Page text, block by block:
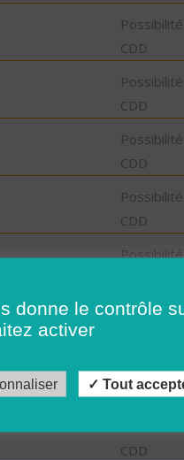
CDD
CDD
CDD
CDD
Possibilité
CDD
CDD
donne le contrôle
activer
Tout